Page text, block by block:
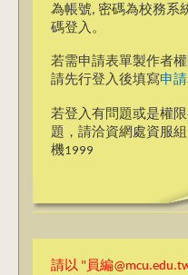
為帳號, 密碼為校務系
碼登入。
若需申請表單製作者權
請先行登入後填寫申
若登入有問題或是權
題，請洽資網處資服組
機1999
請以 "員編